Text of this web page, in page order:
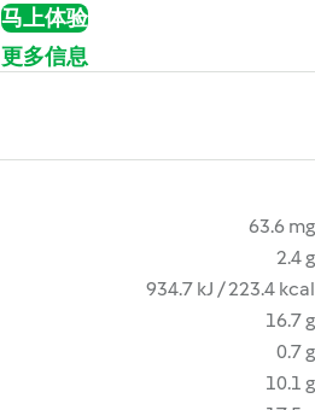
马上体验
更多信息
63.6 mg
2.4 g
934.7 kJ / 223.4 kcal
16.7 g
0.7 g
10.1 g